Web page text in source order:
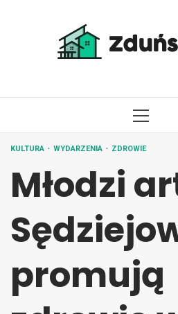
PRIMARY
KULTURA WYDARZENIA ZDROWIE
Młodzi
promują